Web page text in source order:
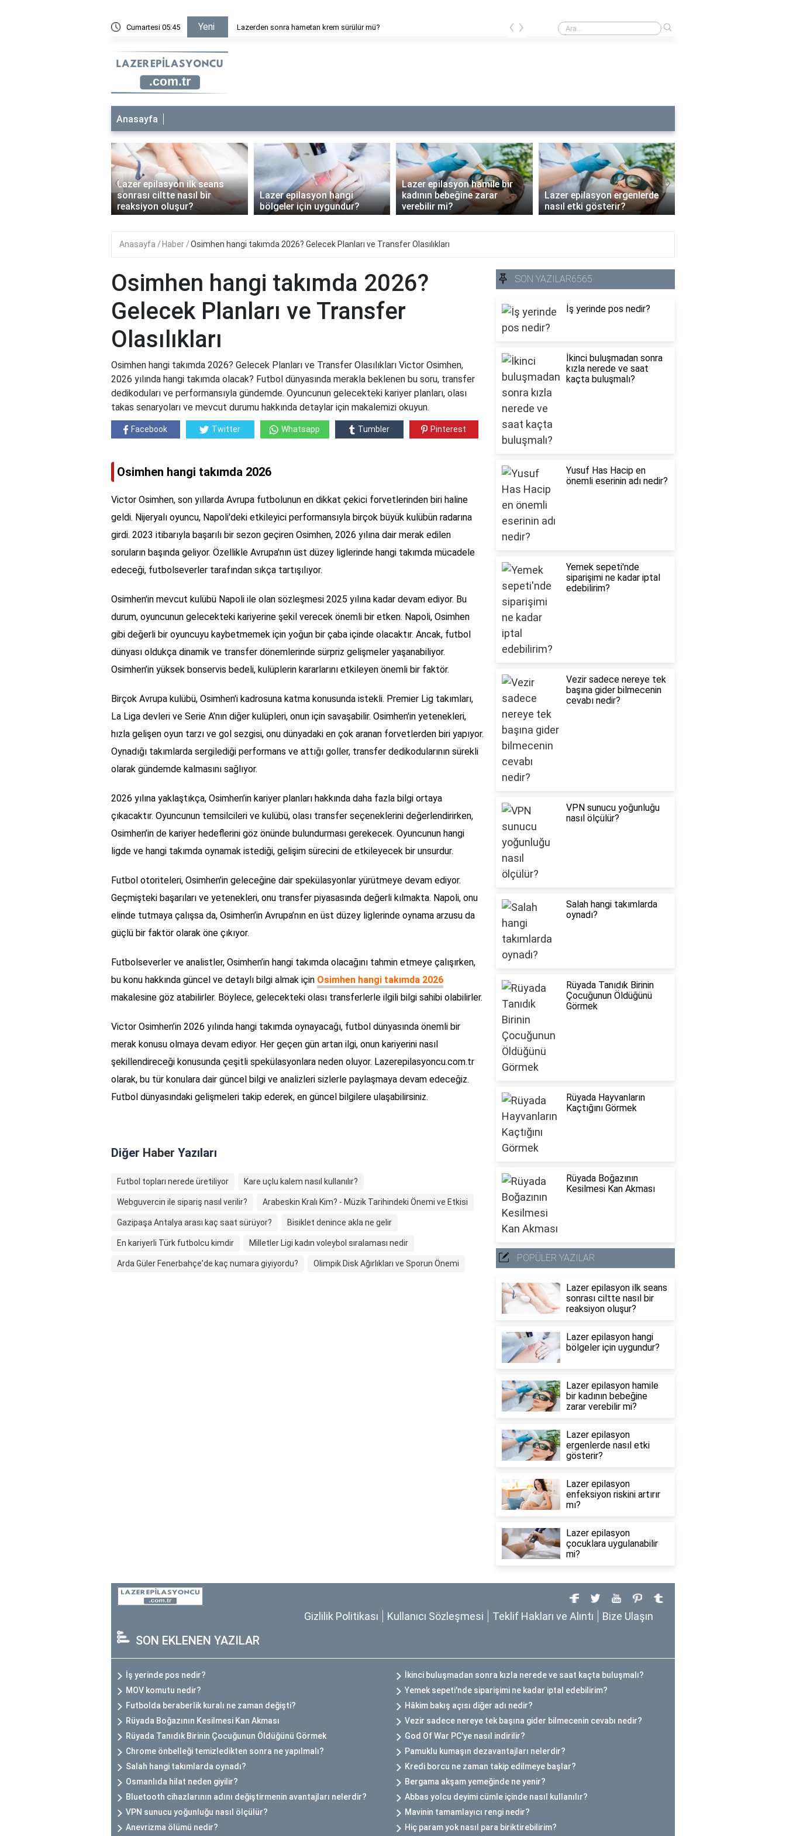
Cumartesi 05:45 Yeni Lazer epilasyon alerjisine ne iyi gelir? Buz lazerde kılların uzunluğu ne kadar olmalı?
‹ ›
Anasayfa
Lazer epilasyon ilk seans
sonrası ciltte nasıl bir
reaksiyon oluşur?
Lazer epilasyon hangi
bölgeler için uygundur?
Lazer epilasyon hamile bir
kadının bebeğine zarar
verebilir mi?
Lazer epilasyon ergenlerde
nasıl etki gösterir?
‹ ›
Anasayfa Haber Osimhen hangi takımda 2026? Gelecek Planları ve Transfer Olasılıkları
Osimhen hangi takımda 2026?
Gelecek Planları ve Transfer
Olasılıkları
Osimhen hangi takımda 2026? Gelecek Planları ve Transfer Olasılıkları Victor Osimhen,
2026 yılında hangi takımda olacak? Futbol dünyasında merakla beklenen bu soru, transfer
dedikoduları ve performansıyla gündemde. Oyuncunun gelecekteki kariyer planları, olası
takas senaryoları ve mevcut durumu hakkında detaylar için makalemizi okuyun.
Facebook Twitter Whatsapp Tumbler Pinterest
Osimhen hangi takımda 2026
Victor Osimhen, son yıllarda Avrupa futbolunun en dikkat çekici forvetlerinden biri haline
geldi. Nijeryalı oyuncu, Napoli'deki etkileyici performansıyla birçok büyük kulübün radarına
girdi. 2023 itibarıyla başarılı bir sezon geçiren Osimhen, 2026 yılına dair merak edilen
soruların başında geliyor. Özellikle Avrupa'nın üst düzey liglerinde hangi takımda mücadele
edeceği, futbolseverler tarafından sıkça tartışılıyor.
Osimhen'in mevcut kulübü Napoli ile olan sözleşmesi 2025 yılına kadar devam ediyor. Bu
durum, oyuncunun gelecekteki kariyerine şekil verecek önemli bir etken. Napoli, Osimhen
gibi değerli bir oyuncuyu kaybetmemek için yoğun bir çaba içinde olacaktır. Ancak, futbol
dünyası oldukça dinamik ve transfer dönemlerinde sürpriz gelişmeler yaşanabiliyor.
Osimhen’in yüksek bonservis bedeli, kulüplerin kararlarını etkileyen önemli bir faktör.
Birçok Avrupa kulübü, Osimhen'i kadrosuna katma konusunda istekli. Premier Lig takımları,
La Liga devleri ve Serie A’nın diğer kulüpleri, onun için savaşabilir. Osimhen'in yetenekleri,
hızla gelişen oyun tarzı ve gol sezgisi, onu dünyadaki en çok aranan forvetlerden biri yapıyor.
Oynadığı takımlarda sergilediği performans ve attığı goller, transfer dedikodularının sürekli
olarak gündemde kalmasını sağlıyor.
2026 yılına yaklaştıkça, Osimhen’in kariyer planları hakkında daha fazla bilgi ortaya
çıkacaktır. Oyuncunun temsilcileri ve kulübü, olası transfer seçeneklerini değerlendirirken,
Osimhen’in de kariyer hedeflerini göz önünde bulundurması gerekecek. Oyuncunun hangi
ligde ve hangi takımda oynamak istediği, gelişim sürecini de etkileyecek bir unsurdur.
Futbol otoriteleri, Osimhen’in geleceğine dair spekülasyonlar yürütmeye devam ediyor.
Geçmişteki başarıları ve yetenekleri, onu transfer piyasasında değerli kılmakta. Napoli, onu
elinde tutmaya çalışsa da, Osimhen’in Avrupa’nın en üst düzey liglerinde oynama arzusu da
güçlü bir faktör olarak öne çıkıyor.
Futbolseverler ve analistler, Osimhen’in hangi takımda olacağını tahmin etmeye çalışırken,
bu konu hakkında güncel ve detaylı bilgi almak için Osimhen hangi takımda 2026
makalesine göz atabilirler. Böylece, gelecekteki olası transferlerle ilgili bilgi sahibi olabilirler.
Victor Osimhen’in 2026 yılında hangi takımda oynayacağı, futbol dünyasında önemli bir
merak konusu olmaya devam ediyor. Her geçen gün artan ilgi, onun kariyerini nasıl
şekillendireceği konusunda çeşitli spekülasyonlara neden oluyor. Lazerepilasyoncu.com.tr
olarak, bu tür konulara dair güncel bilgi ve analizleri sizlerle paylaşmaya devam edeceğiz.
Futbol dünyasındaki gelişmeleri takip ederek, en güncel bilgilere ulaşabilirsiniz.
Diğer Haber Yazıları
Futbol topları nerede üretiliyor Kare uçlu kalem nasıl kullanılır?
Webguvercin ile sipariş nasıl verilir? Arabeskin Kralı Kim? - Müzik Tarihindeki Önemi ve Etkisi
Gazipaşa Antalya arası kaç saat sürüyor? Bisiklet denince akla ne gelir
En kariyerli Türk futbolcu kimdir Milletler Ligi kadın voleybol sıralaması nedir
Arda Güler Fenerbahçe'de kaç numara giyiyordu? Olimpik Disk Ağırlıkları ve Sporun Önemi
SON YAZILAR6565
İş yerinde pos nedir?
İkinci buluşmadan sonra
kızla nerede ve saat
kaçta buluşmalı?
Yusuf Has Hacip en
önemli eserinin adı nedir?
Yemek sepeti'nde
siparişimi ne kadar iptal
edebilirim?
Vezir sadece nereye tek
başına gider bilmecenin
cevabı nedir?
VPN sunucu yoğunluğu
nasıl ölçülür?
Salah hangi takımlarda
oynadı?
Rüyada Tanıdık Birinin
Çocuğunun Öldüğünü
Görmek
Rüyada Hayvanların
Kaçtığını Görmek
Rüyada Boğazının
Kesilmesi Kan Akması
POPÜLER YAZILAR
Lazer epilasyon ilk seans
sonrası ciltte nasıl bir
reaksiyon oluşur?
Lazer epilasyon hangi
bölgeler için uygundur?
Lazer epilasyon hamile
bir kadının bebeğine
zarar verebilir mi?
Lazer epilasyon
ergenlerde nasıl etki
gösterir?
Lazer epilasyon
enfeksiyon riskini artırır
mı?
Lazer epilasyon
çocuklara uygulanabilir
mi?
Gizlilik Politikası Kullanıcı Sözleşmesi Teklif Hakları ve Alıntı Bize Ulaşın
SON EKLENEN YAZILAR
İş yerinde pos nedir?
İkinci buluşmadan sonra kızla nerede ve saat kaçta buluşmalı?
MOV komutu nedir?
Yemek sepeti'nde siparişimi ne kadar iptal edebilirim?
Futbolda beraberlik kuralı ne zaman değişti?
Hâkim bakış açısı diğer adı nedir?
Rüyada Boğazının Kesilmesi Kan Akması
Vezir sadece nereye tek başına gider bilmecenin cevabı nedir?
Rüyada Tanıdık Birinin Çocuğunun Öldüğünü Görmek
God Of War PC'ye nasıl indirilir?
Chrome önbelleği temizledikten sonra ne yapılmalı?
Pamuklu kumaşın dezavantajları nelerdir?
Salah hangi takımlarda oynadı?
Kredi borcu ne zaman takip edilmeye başlar?
Osmanlıda hilat neden giyilir?
Bergama akşam yemeğinde ne yenir?
Bluetooth cihazlarının adını değiştirmenin avantajları nelerdir?
Abbas yolcu deyimi cümle içinde nasıl kullanılır?
VPN sunucu yoğunluğu nasıl ölçülür?
Mavinin tamamlayıcı rengi nedir?
Anevrizma ölümü nedir?
Hiç param yok nasıl para biriktirebilirim?